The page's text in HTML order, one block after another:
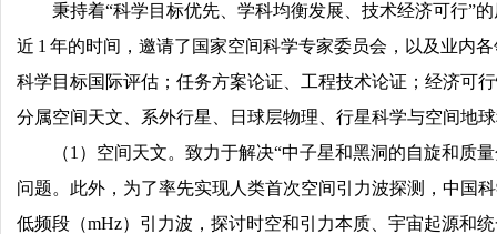
秉持着“科学目标优先、学科均衡发展、技术经济可行”
近 1 年的时间，邀请了国家空间科学专家委员会，以及业内
科学目标国际评估；任务方案论证、工程技术论证；经济可
分属空间天文、系外行星、日球层物理、行星科学与空间地
（1）空间天文。致力于解决“中子星和黑洞的自旋和质
问题。此外，为了率先实现人类首次空间引力波探测，中国
低频段（mHz）引力波，探讨时空和引力本质、宇宙起源和